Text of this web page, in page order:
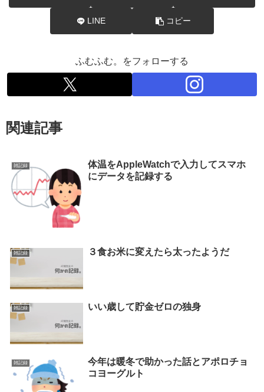
LINE コピー
ふむふむ。をフォローする
関連記事
雑記録
体温をAppleWatchで入力してスマホ
にデータを記録する
雑記録 ３食お米に変えたら太ったようだ
雑記録 いい歳して貯金ゼロの独身
雑記録
今年は暖冬で助かった話とアポロチョ
コヨーグルト